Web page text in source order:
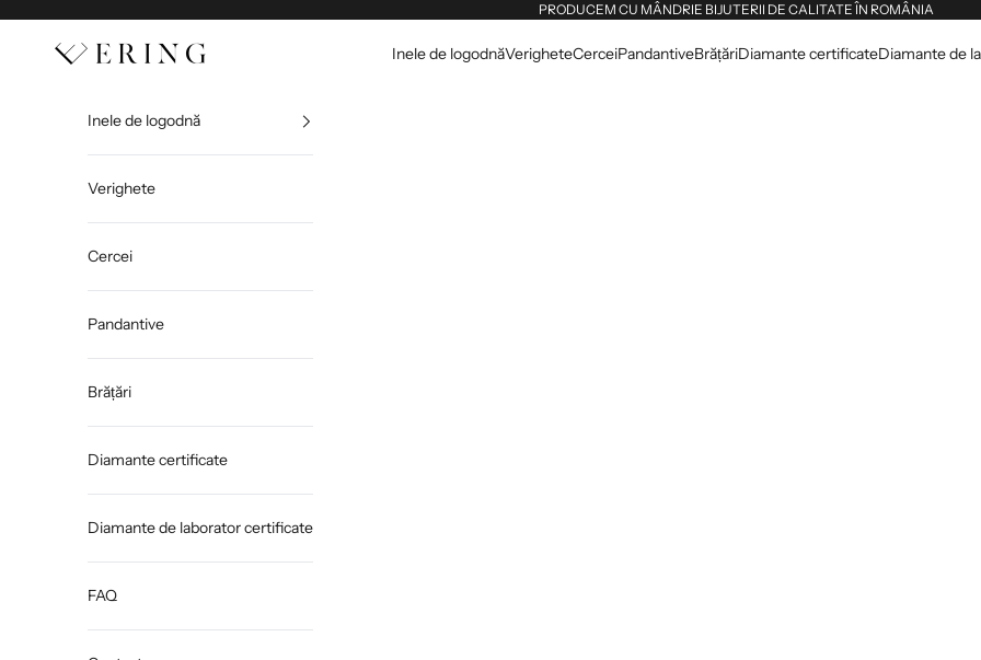
PRODUCEM CU MÂNDRIE BIJUTERII DE CALITATE ÎN ROMÂNIA
Ering Inele de logodnăVerigheteCerceiPandantiveBrățăriDiamante certificateDiamante de
Inele de logodnă
Verighete
Cercei
Pandantive
Brățări
Diamante certificate
Diamante de laborator certificate
FAQ